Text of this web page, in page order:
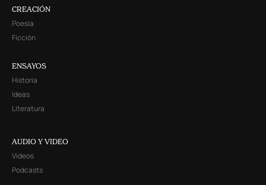
CREACIÓN
Poesía
Ficción
ENSAYOS
Historia
Ideas
Literatura
AUDIO Y VIDEO
Videos
Podcasts